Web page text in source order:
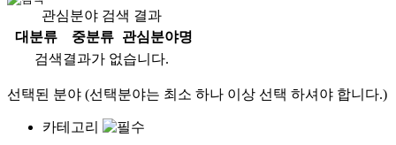
관심분야 검색 결과
대분류
중분류
관심분야명
검색결과가 없습니다.
선택된 분야 (선택분야는 최소 하나 이상 선택 하셔야 합니다.)
카테고리